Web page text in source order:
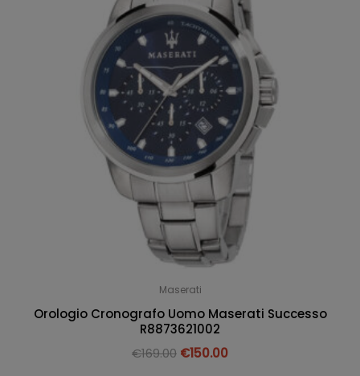
Maserati
Orologio Cronografo Uomo Maserati Successo
R8873621002
€169.00 €150.00